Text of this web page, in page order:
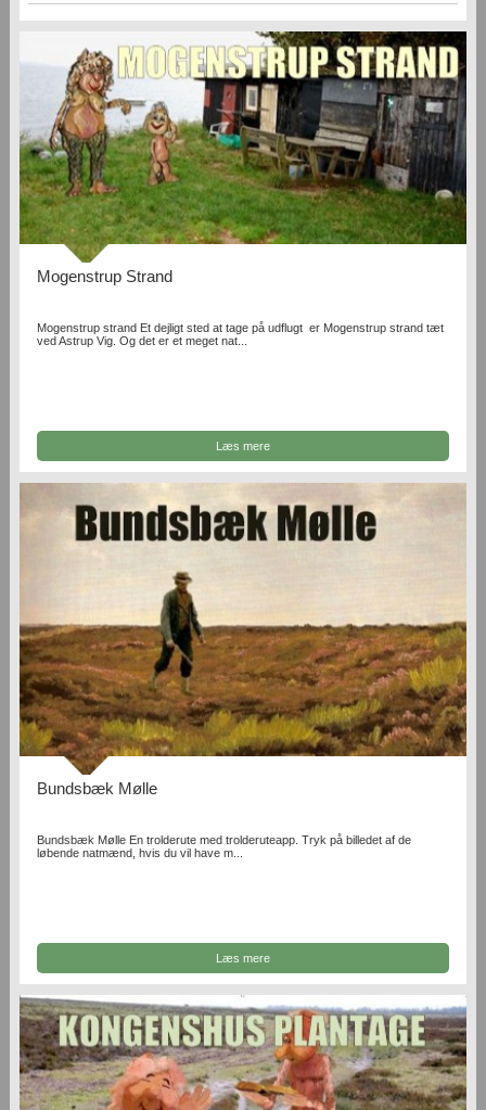
Mogenstrup Strand
Mogenstrup strand Et dejligt sted at tage på udflugt er Mogenstrup strand tæt
ved Astrup Vig. Og det er et meget nat...
Læs mere
Bundsbæk Mølle
Bundsbæk Mølle En trolderute med trolderuteapp. Tryk på billedet af de
løbende natmænd, hvis du vil have m...
Læs mere